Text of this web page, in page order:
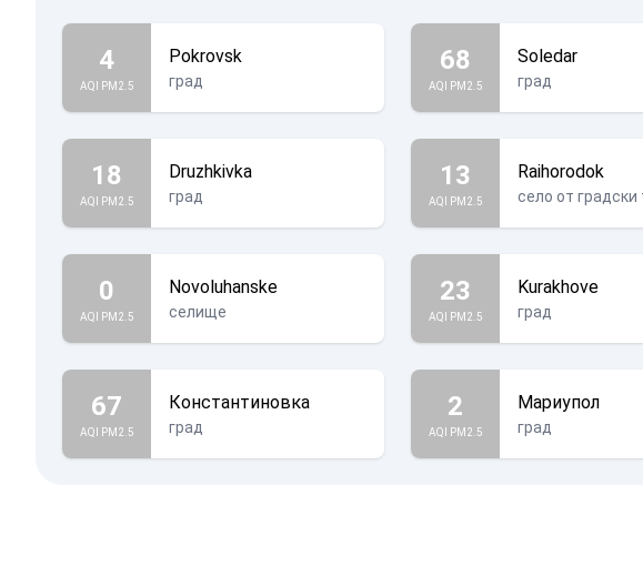
4
AQI PM2.5
Pokrovsk
град
68
AQI PM2.5
Soledar
град
18
AQI PM2.5
Druzhkivka
град
13
AQI PM2.5
Raihorodok
село от градски
0
AQI PM2.5
Novoluhanske
селище
23
AQI PM2.5
Kurakhove
град
67
AQI PM2.5
Константиновка
град
2
AQI PM2.5
Мариупол
град